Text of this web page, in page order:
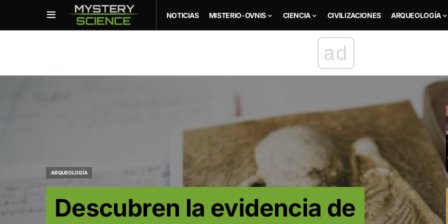
NOTICIAS MISTERIO-OVNIS CIENCIA CIVILIZACIONES ARQUEOLOGÍA
ad
ARQUEOLOGÍA
Descubren la evidencia de